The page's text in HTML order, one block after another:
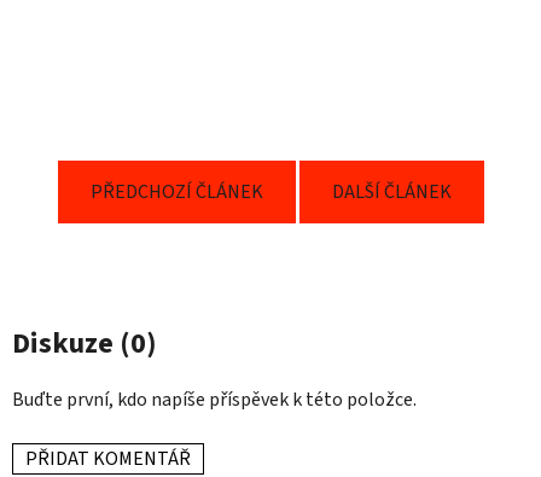
PŘEDCHOZÍ ČLÁNEK DALŠÍ ČLÁNEK
Diskuze (0)
Buďte první, kdo napíše příspěvek k této položce.
PŘIDAT KOMENTÁŘ